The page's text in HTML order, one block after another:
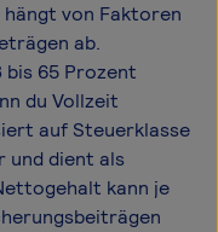
von Faktoren
ab.
65 Prozent
du Vollzeit
auf Steuerklasse
und dient als
kann je